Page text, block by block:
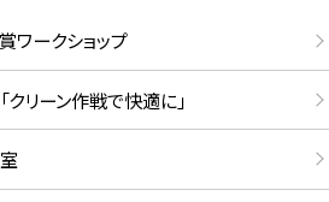
ワークショップ
クリーン作戦で快適に」